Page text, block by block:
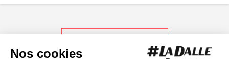
RETOUR AUX ACTUS